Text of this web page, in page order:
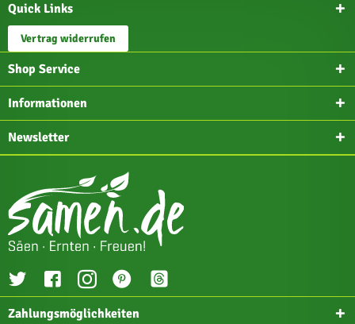
Quick Links
Vertrag widerrufen
Shop Service
Informationen
Newsletter
Zahlungsmöglichkeiten